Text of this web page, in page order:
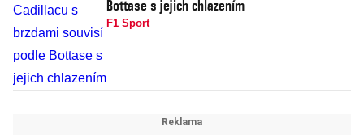
Bottase s jejich chlazením
F1 Sport